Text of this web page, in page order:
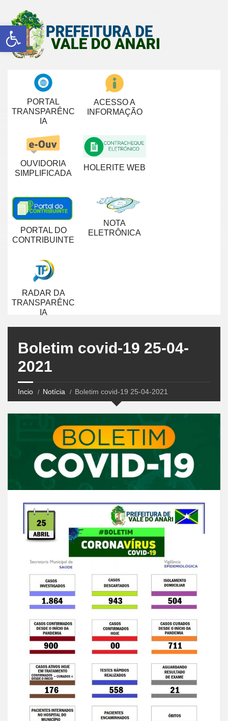
Abrir a barra de ferramentas
PORTAL
TRANSPARÊNC
IA
ACESSO A
INFORMAÇÃO
OUVIDORIA
SIMPLIFICADA
HOLERITE WEB
PORTAL DO
CONTRIBUINTE
NOTA
ELETRÔNICA
RADAR DA
TRANSPARÊNC
IA
Boletim covid-19 25-04-
2021
Incio Notícia Boletim covid-19 25-04-2021